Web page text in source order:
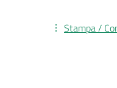
Stampa /